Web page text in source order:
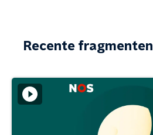
Recente fragmenten